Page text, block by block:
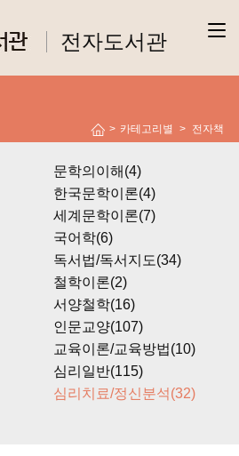
전자도서관
> 카테고리별 > 전자책
문학의이해(4)
한국문학이론(4)
세계문학이론(7)
국어학(6)
독서법/독서지도(34)
철학이론(2)
서양철학(16)
인문교양(107)
교육이론/교육방법(10)
심리일반(115)
심리치료/정신분석(32)